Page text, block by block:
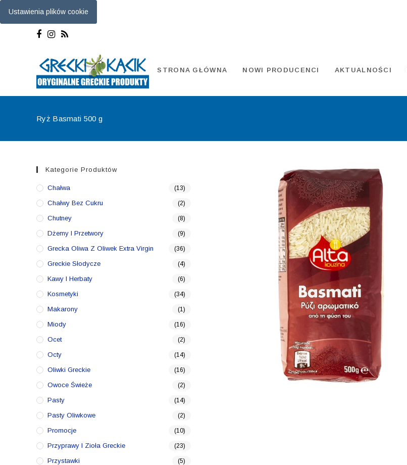
Ustawienia plików cookie
STRONA GŁÓWNA NOWI PRODUCENCI AKTUALNOŚCI
Ryż Basmati 500 g
Kategorie Produktów
Chałwa (13)
Chałwy Bez Cukru (2)
Chutney (8)
Dżemy I Przetwory (9)
Grecka Oliwa Z Oliwek Extra Virgin (36)
Greckie Słodycze (4)
Kawy I Herbaty (6)
Kosmetyki (34)
Makarony (1)
Miody (16)
Ocet (2)
Octy (14)
Oliwki Greckie (16)
Owoce Świeże (2)
Pasty (14)
Pasty Oliwkowe (2)
Promocje (10)
Przyprawy I Zioła Greckie (23)
Przystawki (5)